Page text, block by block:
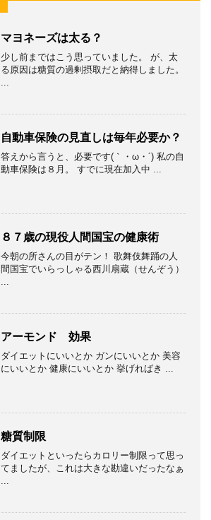
マヨネーズは太る？
少し前まではこう思っていました。 が、太
る原因は糖質の過剰摂取だと納得しました。
...
自動車保険の見直しは毎年必要か？
答えから言うと、必要です(｀・ω・´) 私の自
動車保険は８月。 すでに現在加入中 ...
８７歳の現役人間国宝の健康術
今朝の所さんの目がテン！ 歌舞伎舞踊の人
間国宝でいらっしゃる西川扇蔵（せんぞう）
...
アーモンド 効果
ダイエットにいいとか ガンにいいとか 美容
にいいとか 健康にいいとか 挙げればき ...
糖質制限
ダイエットといったらカロリー制限って思っ
てましたが、これは大きな勘違いだったなぁ
...